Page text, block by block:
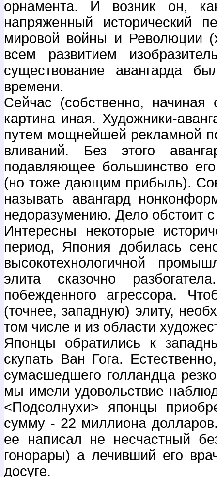
орнамента. И возник он,
напряженный исторический
мировой войны и Революции
всем развитием
существование авангарда
времени.
Сейчас (собственно, начиная
картина иная. Художники-
путем мощнейшей рекламной
вливаний. Без этого
подавляющее большинство
(но тоже дающим прибыль).
называть авангард
недоразумению. Дело обстоит
Интересны некоторые
период, Япония добилась
высокотехнологичной
элита сказочно
побежденного агрессора.
(точнее, западную) элиту,
том числе и из области
Японцы обратились к
скупать Ван Гога.
сумасшедшего голландца
мы имели удовольствие
<Подсолнухи> японцы
сумму - 22 миллиона
ее написал не несчастный
гонорары) а лечивший его
досуге.